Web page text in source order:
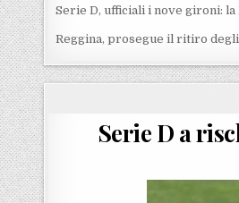
Serie D, ufficiali i nove gironi:
Reggina, prosegue il ritiro degli
Serie D a